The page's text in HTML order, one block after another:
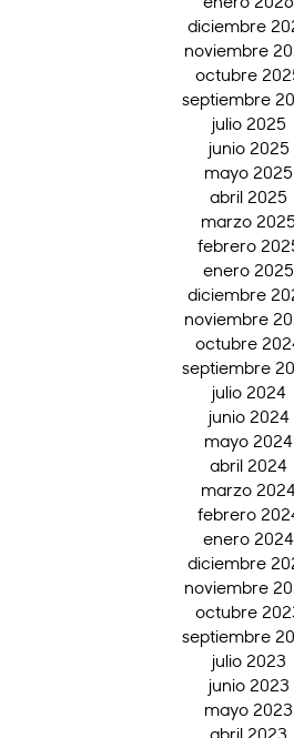
diciembre
noviembre
octubre
septiembre
julio 2025
junio 2025
mayo 2025
abril 2025
marzo 2025
febrero
enero 2025
diciembre
noviembre
octubre
septiembre
julio 2024
junio 2024
mayo 2024
abril 2024
marzo
febrero
enero 2024
diciembre
noviembre
octubre
septiembre
julio 2023
junio 2023
mayo 2023